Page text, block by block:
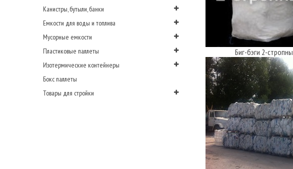
Канистры, бутыли, банки
Емкости для воды и топлива
Мусорные емкости
Пластиковые паллеты
Изотермические контейнеры
Бокс паллеты
Товары для стройки
Биг-бэги 2-